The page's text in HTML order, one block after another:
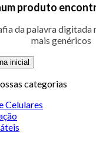
produto
da palavra digitada
mais genéricos
inicial
categorias
Celulares